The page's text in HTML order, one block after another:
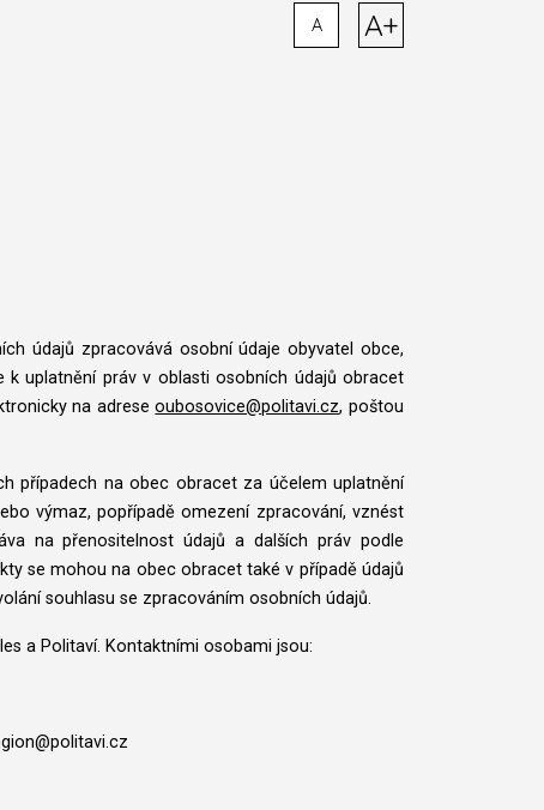
A A+
údajů zpracovává osobní údaje obyvatel obce,
uplatnění práv v oblasti osobních údajů obracet
na adreseoubosovice@politavi.cz, poštou
případech na obec obracet za účelem uplatnění
výmaz, popřípadě omezení zpracování, vznést
na přenositelnost údajů a dalších práv podle
se mohou na obec obracet také v případě údajů
souhlasu se zpracováním osobních údajů.
a Politaví. Kontaktními osobami jsou: